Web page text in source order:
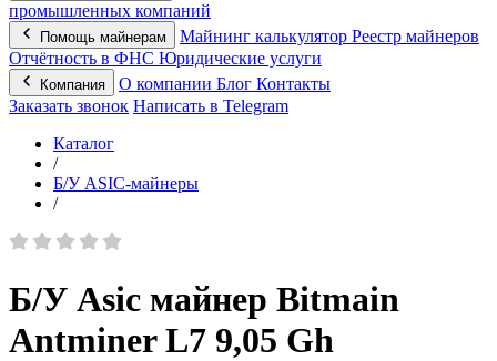
промышленных компаний
Помощь майнерам Майнинг калькулятор Реестр майнеров
Отчётность в ФНС Юридические услуги
Компания О компании Блог Контакты
Заказать звонок Написать в Telegram
Каталог
/
Б/У ASIC-майнеры
/
Б/У Asic майнер Bitmain
Antminer L7 9,05 Gh